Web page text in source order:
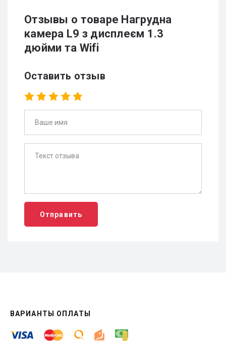
Отзывы о товаре Нагрудна
камера L9 з дисплеєм 1.3
дюйми та Wifi
Оставить отзыв
Отправить
ВАРИАНТЫ ОПЛАТЫ